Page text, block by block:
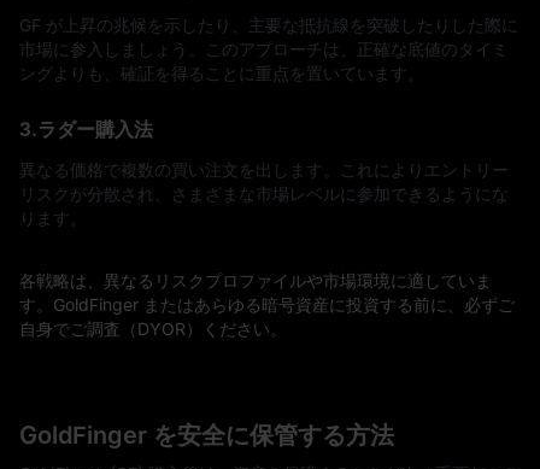
GF が上昇の兆候を示したり、主要な抵抗線を突破したりした際に
市場に参入しましょう。このアプローチは、正確な底値のタイミ
ングよりも、確証を得ることに重点を置いています。
3.ラダー購入法
異なる価格で複数の買い注文を出します。これによりエントリー
リスクが分散され、さまざまな市場レベルに参加できるようにな
ります。
各戦略は、異なるリスクプロファイルや市場環境に適していま
す。GoldFinger またはあらゆる暗号資産に投資する前に、必ずご
自身でご調査（DYOR）ください。
GoldFinger を安全に保管する方法